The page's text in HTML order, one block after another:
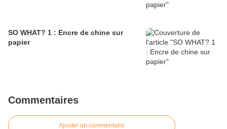
SO WHAT? 1 : Encre de chine sur
papier
Commentaires
Ajouter un commentaire